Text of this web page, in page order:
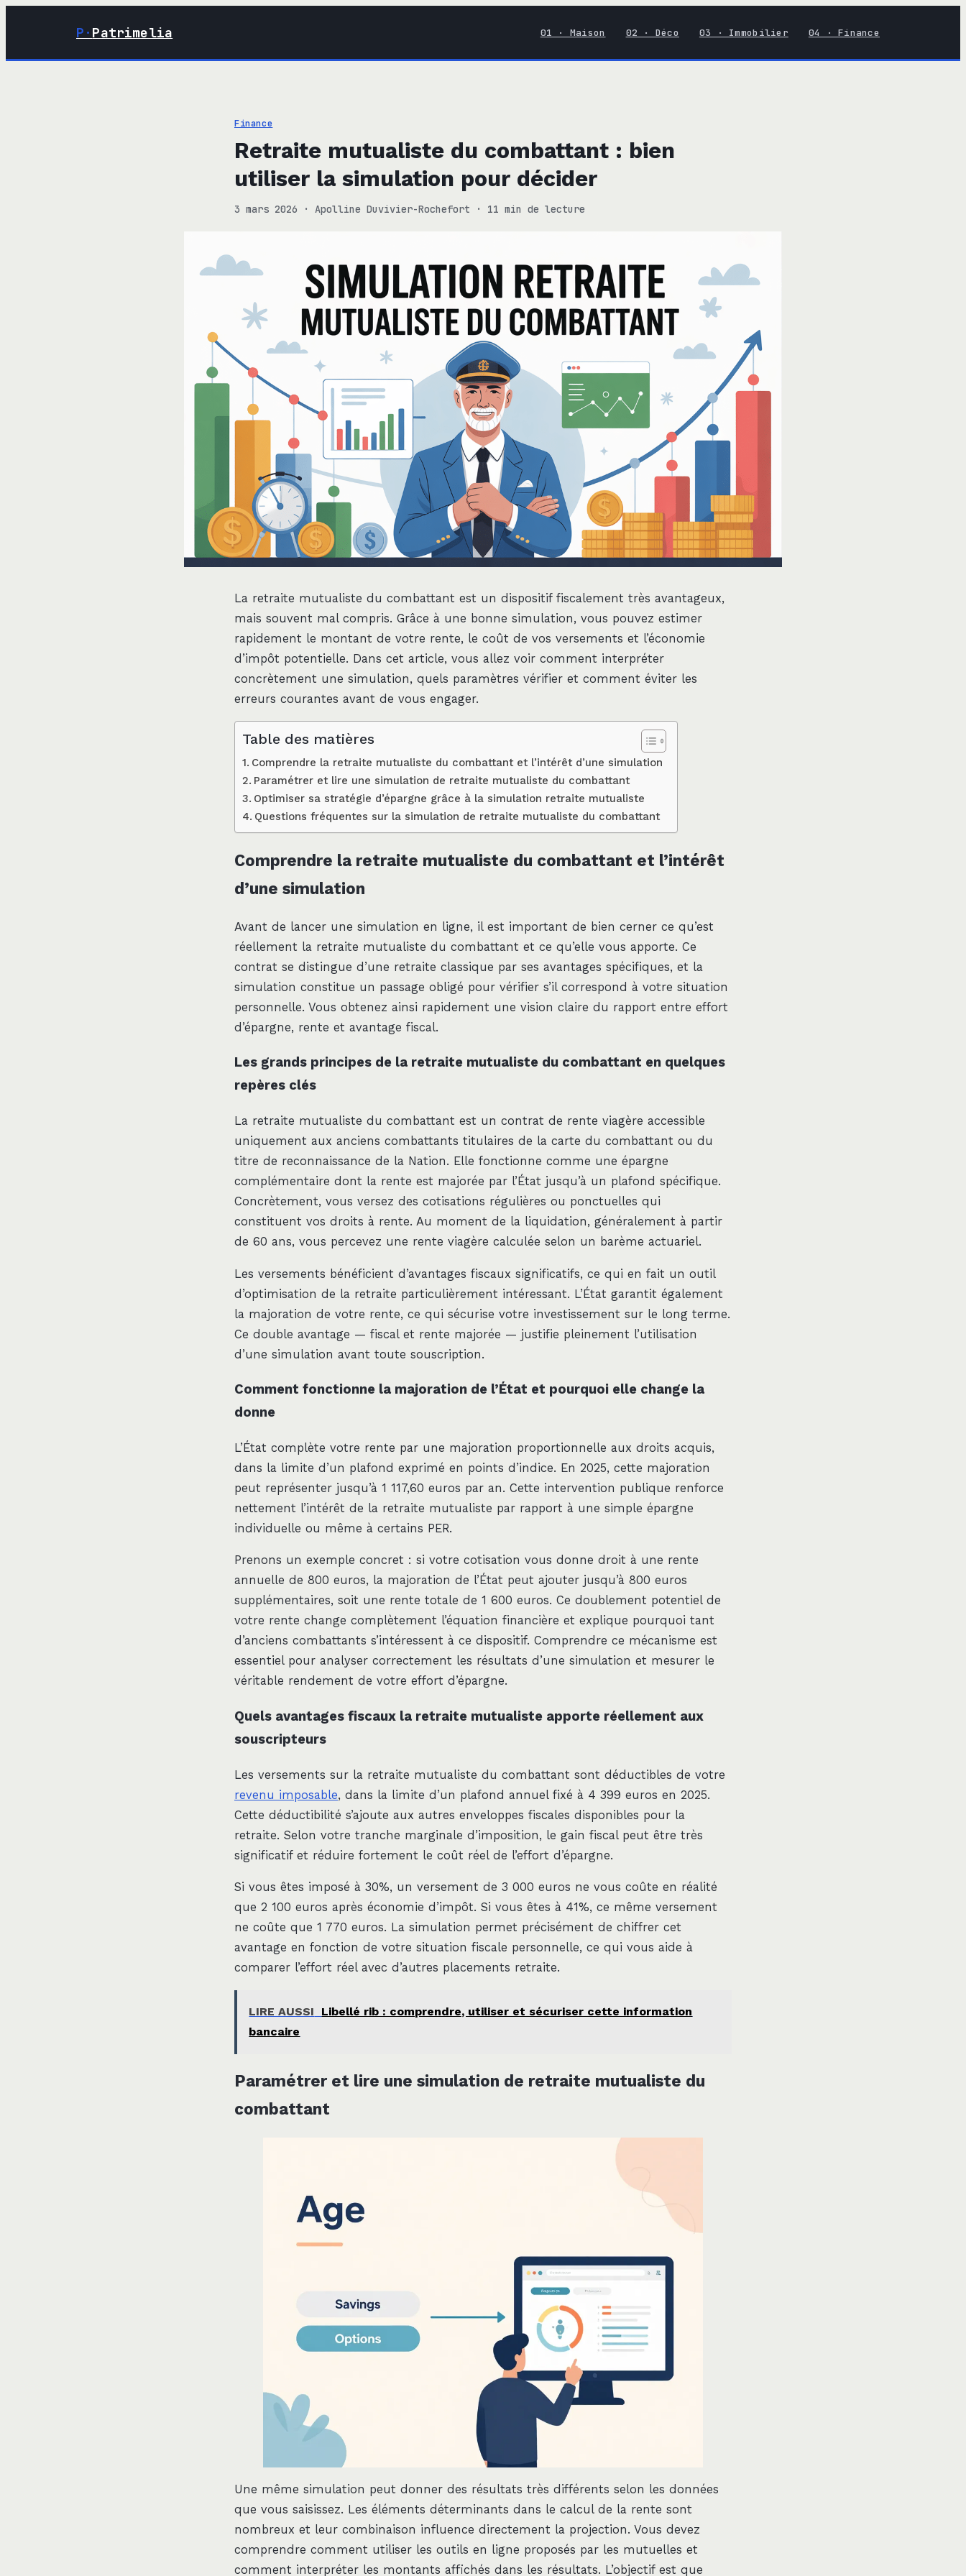
P· Patrimelia 01 · Maison 02 · Déco 03 · Immobilier 04 · Finance
Finance
Retraite mutualiste du combattant : bien
utiliser la simulation pour décider
3 mars 2026 · Apolline Duvivier-Rochefort · 11 min de lecture
La retraite mutualiste du combattant est un dispositif fiscalement très avantageux,
mais souvent mal compris. Grâce à une bonne simulation, vous pouvez estimer
rapidement le montant de votre rente, le coût de vos versements et l’économie
d’impôt potentielle. Dans cet article, vous allez voir comment interpréter
concrètement une simulation, quels paramètres vérifier et comment éviter les
erreurs courantes avant de vous engager.
Table des matières
Comprendre la retraite mutualiste du combattant et l’intérêt d’une simulation
Paramétrer et lire une simulation de retraite mutualiste du combattant
Optimiser sa stratégie d’épargne grâce à la simulation retraite mutualiste
Questions fréquentes sur la simulation de retraite mutualiste du combattant
Comprendre la retraite mutualiste du combattant et l’intérêt
d’une simulation
Avant de lancer une simulation en ligne, il est important de bien cerner ce qu’est
réellement la retraite mutualiste du combattant et ce qu’elle vous apporte. Ce
contrat se distingue d’une retraite classique par ses avantages spécifiques, et la
simulation constitue un passage obligé pour vérifier s’il correspond à votre situation
personnelle. Vous obtenez ainsi rapidement une vision claire du rapport entre effort
d’épargne, rente et avantage fiscal.
Les grands principes de la retraite mutualiste du combattant en quelques
repères clés
La retraite mutualiste du combattant est un contrat de rente viagère accessible
uniquement aux anciens combattants titulaires de la carte du combattant ou du
titre de reconnaissance de la Nation. Elle fonctionne comme une épargne
complémentaire dont la rente est majorée par l’État jusqu’à un plafond spécifique.
Concrètement, vous versez des cotisations régulières ou ponctuelles qui
constituent vos droits à rente. Au moment de la liquidation, généralement à partir
de 60 ans, vous percevez une rente viagère calculée selon un barème actuariel.
Les versements bénéficient d’avantages fiscaux significatifs, ce qui en fait un outil
d’optimisation de la retraite particulièrement intéressant. L’État garantit également
la majoration de votre rente, ce qui sécurise votre investissement sur le long terme.
Ce double avantage — fiscal et rente majorée — justifie pleinement l’utilisation
d’une simulation avant toute souscription.
Comment fonctionne la majoration de l’État et pourquoi elle change la
donne
L’État complète votre rente par une majoration proportionnelle aux droits acquis,
dans la limite d’un plafond exprimé en points d’indice. En 2025, cette majoration
peut représenter jusqu’à 1 117,60 euros par an. Cette intervention publique renforce
nettement l’intérêt de la retraite mutualiste par rapport à une simple épargne
individuelle ou même à certains PER.
Prenons un exemple concret : si votre cotisation vous donne droit à une rente
annuelle de 800 euros, la majoration de l’État peut ajouter jusqu’à 800 euros
supplémentaires, soit une rente totale de 1 600 euros. Ce doublement potentiel de
votre rente change complètement l’équation financière et explique pourquoi tant
d’anciens combattants s’intéressent à ce dispositif. Comprendre ce mécanisme est
essentiel pour analyser correctement les résultats d’une simulation et mesurer le
véritable rendement de votre effort d’épargne.
Quels avantages fiscaux la retraite mutualiste apporte réellement aux
souscripteurs
Les versements sur la retraite mutualiste du combattant sont déductibles de votre
revenu imposable, dans la limite d’un plafond annuel fixé à 4 399 euros en 2025.
Cette déductibilité s’ajoute aux autres enveloppes fiscales disponibles pour la
retraite. Selon votre tranche marginale d’imposition, le gain fiscal peut être très
significatif et réduire fortement le coût réel de l’effort d’épargne.
Si vous êtes imposé à 30%, un versement de 3 000 euros ne vous coûte en réalité
que 2 100 euros après économie d’impôt. Si vous êtes à 41%, ce même versement
ne coûte que 1 770 euros. La simulation permet précisément de chiffrer cet
avantage en fonction de votre situation fiscale personnelle, ce qui vous aide à
comparer l’effort réel avec d’autres placements retraite.
LIRE AUSSI
Libellé rib : comprendre, utiliser et sécuriser cette information
bancaire
Paramétrer et lire une simulation de retraite mutualiste du
combattant
Une même simulation peut donner des résultats très différents selon les données
que vous saisissez. Les éléments déterminants dans le calcul de la rente sont
nombreux et leur combinaison influence directement la projection. Vous devez
comprendre comment utiliser les outils en ligne proposés par les mutuelles et
comment interpréter les montants affichés dans les résultats. L’objectif est que